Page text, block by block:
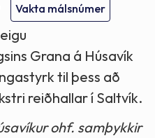
Vakta málsnúmer
Grana á Húsavík
til þess að
reiðhallar í Saltvík.
ohf. samþykkir